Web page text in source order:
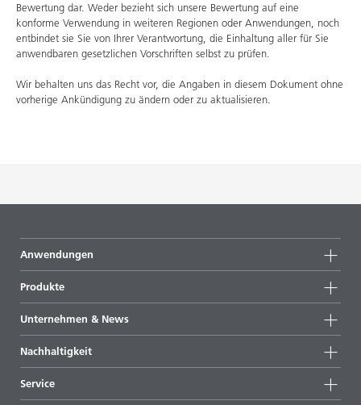
Bewertung dar. Weder bezieht sich unsere Bewertung auf eine
konforme Verwendung in weiteren Regionen oder Anwendungen, noch
entbindet sie Sie von Ihrer Verantwortung, die Einhaltung aller für Sie
anwendbaren gesetzlichen Vorschriften selbst zu prüfen.
Wir behalten uns das Recht vor, die Angaben in diesem Dokument ohne
vorherige Ankündigung zu ändern oder zu aktualisieren.
Anwendungen
Produkte
Alle Produkte
Highlights
Unternehmen & News
News
Presse & Medien
Nachhaltigkeit
Nachhaltige Produkte
Service